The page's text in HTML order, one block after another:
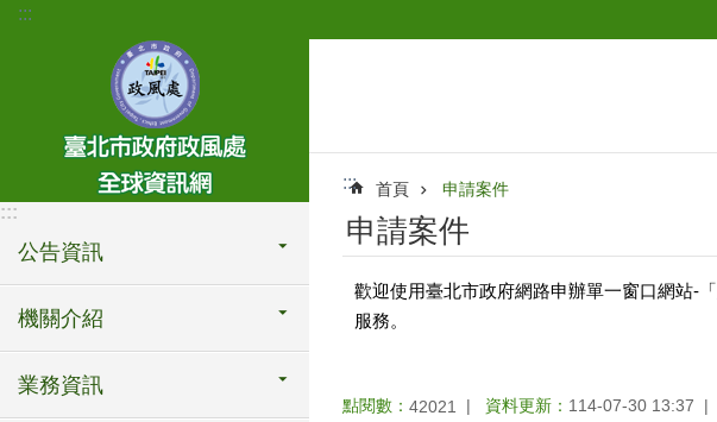
跳到主要內容區塊
:::
:::
公告資訊
機關介紹
業務資訊
::: 首頁 申請案件
申請案件
歡迎使用臺北市政府網路申辦單一窗口網站-「
服務。
點閱數： 42021 資料更新： 114-07-30 13:37